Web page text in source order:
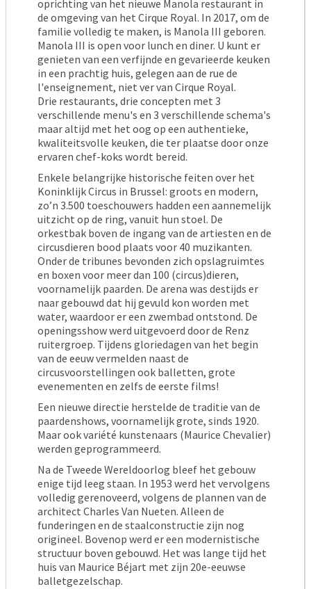
oprichting van het nieuwe Manola restaurant in
de omgeving van het Cirque Royal. In 2017, om de
familie volledig te maken, is Manola III geboren.
Manola III is open voor lunch en diner. U kunt er
genieten van een verfijnde en gevarieerde keuken
in een prachtig huis, gelegen aan de rue de
l'enseignement, niet ver van Cirque Royal.
Drie restaurants, drie concepten met 3
verschillende menu's en 3 verschillende schema's
maar altijd met het oog op een authentieke,
kwaliteitsvolle keuken, die ter plaatse door onze
ervaren chef-koks wordt bereid.
Enkele belangrijke historische feiten over het
Koninklijk Circus in Brussel: groots en modern,
zo’n 3.500 toeschouwers hadden een aannemelijk
uitzicht op de ring, vanuit hun stoel. De
orkestbak boven de ingang van de artiesten en de
circusdieren bood plaats voor 40 muzikanten.
Onder de tribunes bevonden zich opslagruimtes
en boxen voor meer dan 100 (circus)dieren,
voornamelijk paarden. De arena was destijds er
naar gebouwd dat hij gevuld kon worden met
water, waardoor er een zwembad ontstond. De
openingsshow werd uitgevoerd door de Renz
ruitergroep. Tijdens gloriedagen van het begin
van de eeuw vermelden naast de
circusvoorstellingen ook balletten, grote
evenementen en zelfs de eerste films!
Een nieuwe directie herstelde de traditie van de
paardenshows, voornamelijk grote, sinds 1920.
Maar ook variété kunstenaars (Maurice Chevalier)
werden geprogrammeerd.
Na de Tweede Wereldoorlog bleef het gebouw
enige tijd leeg staan. In 1953 werd het vervolgens
volledig gerenoveerd, volgens de plannen van de
architect Charles Van Nueten. Alleen de
funderingen en de staalconstructie zijn nog
origineel. Bovenop werd er een modernistische
structuur boven gebouwd. Het was lange tijd het
huis van Maurice Béjart met zijn 20e-eeuwse
balletgezelschap.